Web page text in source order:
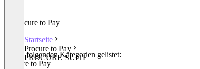
Procure to Pay
Startseite
Procure to Pay
PROCURE SUITE
In den folgenden Kategorien gelistet:
Procure to Pay